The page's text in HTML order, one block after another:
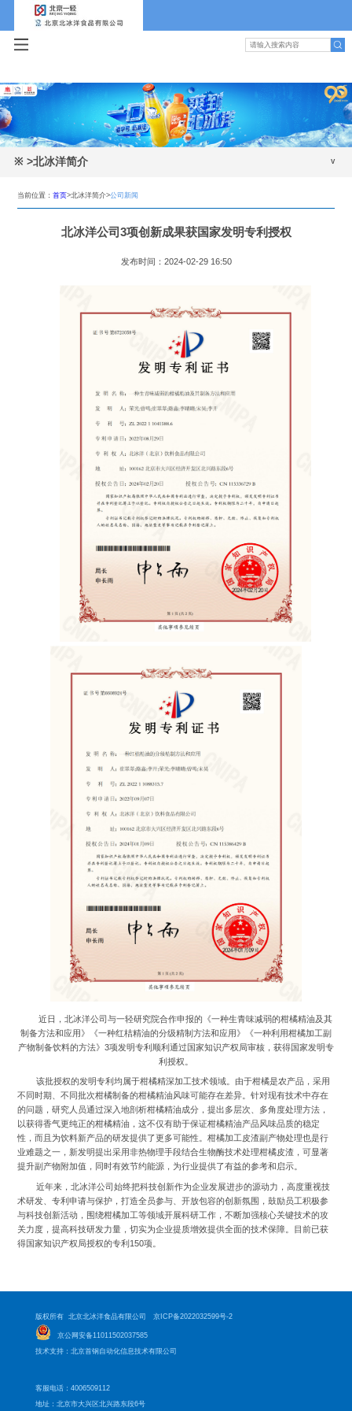
※ >北冰洋简介
组织机构
当前位置：首页>北冰洋简介>公司新闻
北冰洋公司3项创新成果获国家发明专利授权
发布时间：2024-02-29 16:50
近日，北冰洋公司与一轻研究院合作申报的《一种生青味减弱的柑橘精油及其
制备方法和应用》《一种红桔精油的分级精制方法和应用》《一种利用柑橘加工副
产物制备饮料的方法》3项发明专利顺利通过国家知识产权局审核，获得国家发明专
利授权。
该批授权的发明专利均属于柑橘精深加工技术领域。由于柑橘是农产品，采用
不同时期、不同批次柑橘制备的柑橘精油风味可能存在差异。针对现有技术中存在
的问题，研究人员通过深入地剖析柑橘精油成分，提出多层次、多角度处理方法，
以获得香气更纯正的柑橘精油，这不仅有助于保证柑橘精油产品风味品质的稳定
性，而且为饮料新产品的研发提供了更多可能性。柑橘加工皮渣副产物处理也是行
业难题之一，新发明提出采用非热物理手段结合生物酶技术处理柑橘皮渣，可显著
提升副产物附加值，同时有效节约能源，为行业提供了有益的参考和启示。
近年来，北冰洋公司始终把科技创新作为企业发展进步的源动力，高度重视技
术研发、专利申请与保护，打造全员参与、开放包容的创新氛围，鼓励员工积极参
与科技创新活动，围绕柑橘加工等领域开展科研工作，不断加强核心关键技术的攻
关力度，提高科技研发力量，切实为企业提质增效提供全面的技术保障。目前已获
得国家知识产权局授权的专利150项。
版权所有 北京北冰洋食品有限公司 京ICP备2022032599号-2
京公网安备11011502037585
技术支持：北京首钢自动化信息技术有限公司
客服电话：4006509112
地址：北京市大兴区北兴路东段6号